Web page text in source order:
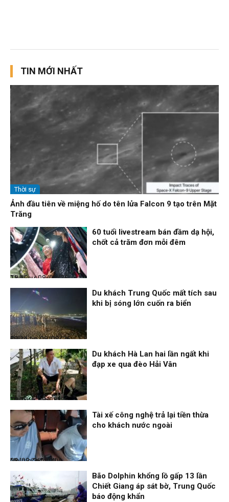
TIN MỚI NHẤT
Thời sự
Ảnh đầu tiên về miệng hố do tên lửa Falcon 9 tạo trên Mặt
Trăng
Thời sự
08/08/26, 13:13
60 tuổi livestream bán đầm dạ hội,
chốt cả trăm đơn mỗi đêm
Điểm tin
08/08/26, 13:11
Du khách Trung Quốc mất tích sau
khi bị sóng lớn cuốn ra biển
Thời sự
08/08/26, 13:10
Du khách Hà Lan hai lần ngất khi
đạp xe qua đèo Hải Vân
Nhịp sống 24h
08/08/26, 09:06
Tài xế công nghệ trả lại tiền thừa
cho khách nước ngoài
Bão Dolphin khổng lồ gấp 13 lần
Chiết Giang áp sát bờ, Trung Quốc
báo động khẩn